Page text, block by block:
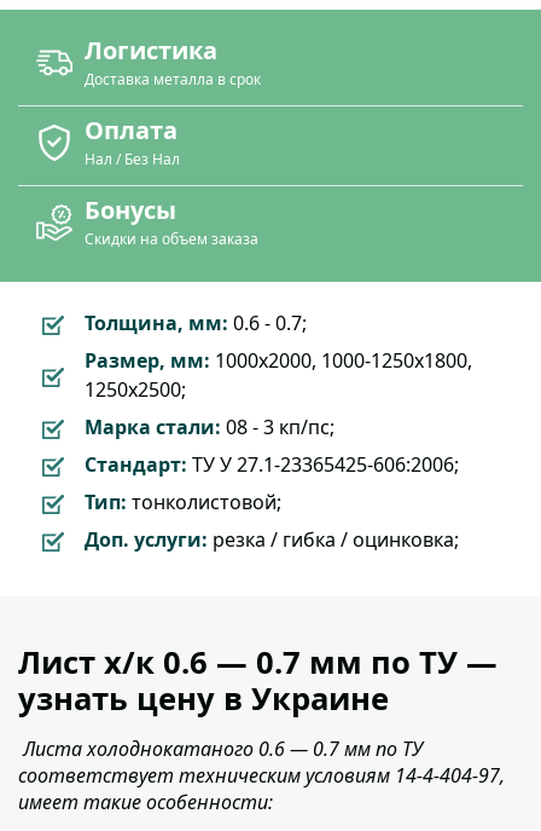
Логистика
Доставка металла в срок
Оплата
Нал / Без Нал
Бонусы
Скидки на объем заказа
Толщина, мм: 0.6 - 0.7;
Размер, мм: 1000х2000, 1000-1250х1800,
1250х2500;
Марка стали: 08 - 3 кп/пс;
Стандарт: ТУ У 27.1-23365425-606:2006;
Тип: тонколистовой;
Доп. услуги: резка / гибка / оцинковка;
Лист х/к 0.6 — 0.7 мм по ТУ —
узнать цену в Украине
Листа холоднокатаного 0.6 — 0.7 мм по ТУ
соответствует техническим условиям 14-4-404-97,
имеет такие особенности: